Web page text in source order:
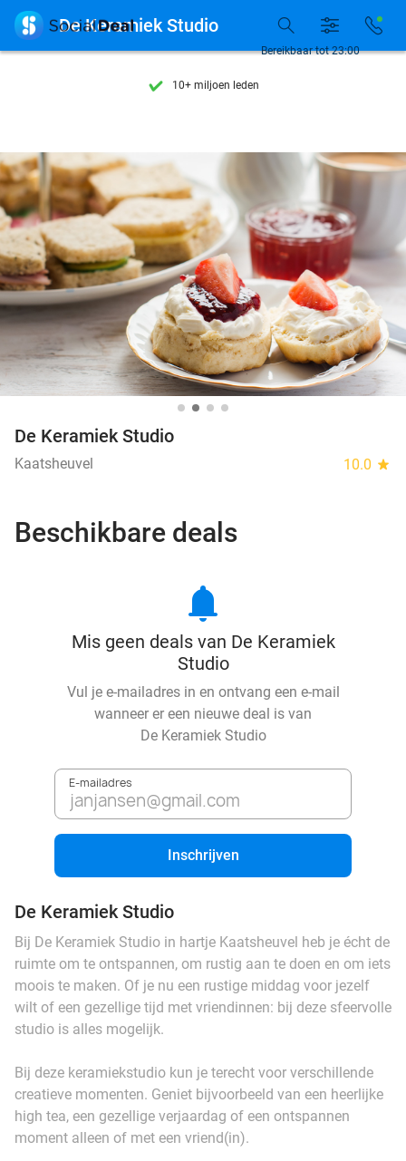
7 dagen per week beschikbaar
10+ miljoen leden
7 dagen per week beschikbaar
10+ miljoen leden
Bereikbaar tot 23:00
 De Keramiek Studio
De Keramiek Studio
Kaatsheuvel 10.0 star
Beschikbare deals
notifications
Mis geen deals van De Keramiek
Studio
Vul je e-mailadres in en ontvang een e-mail
wanneer er een nieuwe deal is van
De Keramiek Studio
E-mailadres
Inschrijven
De Keramiek Studio
Bij De Keramiek Studio in hartje Kaatsheuvel heb je écht de
ruimte om te ontspannen, om rustig aan te doen en om iets
moois te maken. Of je nu een rustige middag voor jezelf
wilt of een gezellige tijd met vriendinnen: bij deze sfeervolle
studio is alles mogelijk.
Bij deze keramiekstudio kun je terecht voor verschillende
creatieve momenten. Geniet bijvoorbeeld van een heerlijke
high tea, een gezellige verjaardag of een ontspannen
moment alleen of met een vriend(in).